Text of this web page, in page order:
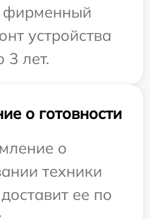
фирменный
устройства
3 лет.
о готовности
о
техники
ее по